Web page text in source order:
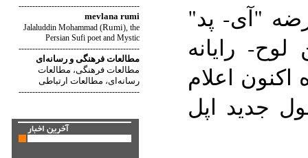
--------------------------------------------
mevlana rumi
Jalaluddin Mohammad (Rumi), the
Persian Sufi poet and Mystic
--------------------------------------------
مطالعات فرهنگی و رسانه‌ای
مطالعات فرهنگی، مطالعات
رسانه‌ای، مطالعات ارتباطی
--------------------------------------------
"آی- پد"
رایانه
اعلام
جدید اپل